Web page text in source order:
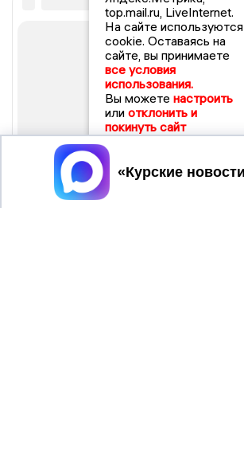
top.mail.ru, LiveInternet.
На сайте используются
cookie. Оставаясь на
сайте, вы принимаете
все условия
использования.
Вы можете настроить
или отклонить и
покинуть сайт
Принять